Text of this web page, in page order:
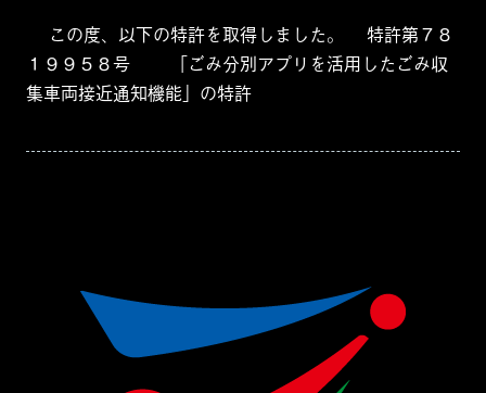
この度、以下の特許を取得しました。 特許第７８
１９９５８号 「ごみ分別アプリを活用したごみ収
集車両接近通知機能」の特許